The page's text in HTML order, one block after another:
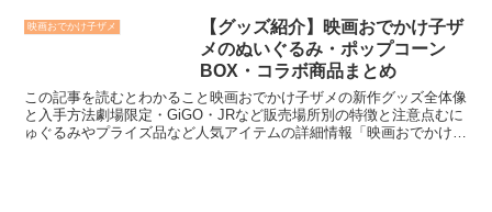
映画おでかけ子ザメ
【グッズ紹介】映画おでかけ子ザ
メのぬいぐるみ・ポップコーン
BOX・コラボ商品まとめ
この記事を読むとわかること映画おでかけ子ザメの新作グッズ全体像
と入手方法劇場限定・GiGO・JRなど販売場所別の特徴と注意点むに
ゅぐるみやプライズ品など人気アイテムの詳細情報「映画おでかけ子